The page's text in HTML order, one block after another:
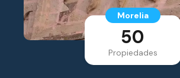
Morelia
50
Propiedades